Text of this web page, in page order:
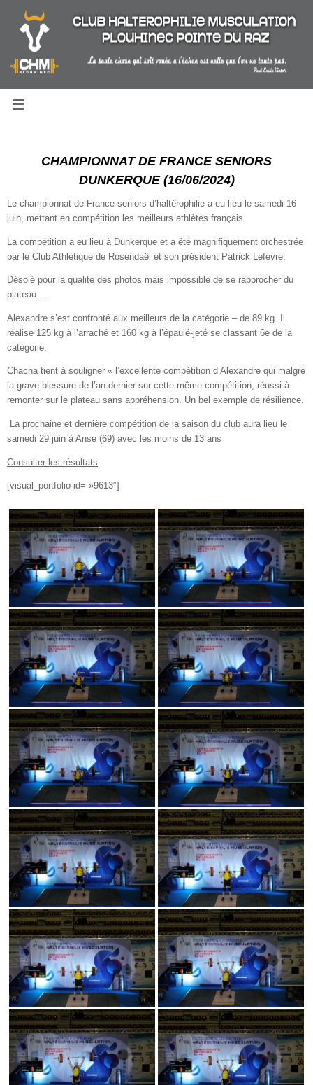
contenu
CHAMPIONNAT DE FRANCE SENIORS
DUNKERQUE (16/06/2024)
Le championnat de France seniors d’haltérophilie a eu lieu le samedi 16
juin, mettant en compétition les meilleurs athlètes français.
La compétition a eu lieu à Dunkerque et a été magnifiquement orchestrée
par le Club Athlétique de Rosendaël et son président Patrick Lefevre.
Désolé pour la qualité des photos mais impossible de se rapprocher du
plateau…..
Alexandre s’est confronté aux meilleurs de la catégorie – de 89 kg. Il
réalise 125 kg à l’arraché et 160 kg à l’épaulé-jeté se classant 6e de la
catégorie.
Chacha tient à souligner « l’excellente compétition d’Alexandre qui malgré
la grave blessure de l’an dernier sur cette même compétition, réussi à
remonter sur le plateau sans appréhension. Un bel exemple de résilience.
La prochaine et dernière compétition de la saison du club aura lieu le
samedi 29 juin à Anse (69) avec les moins de 13 ans
Consulter les résultats
[visual_portfolio id= »9613″]